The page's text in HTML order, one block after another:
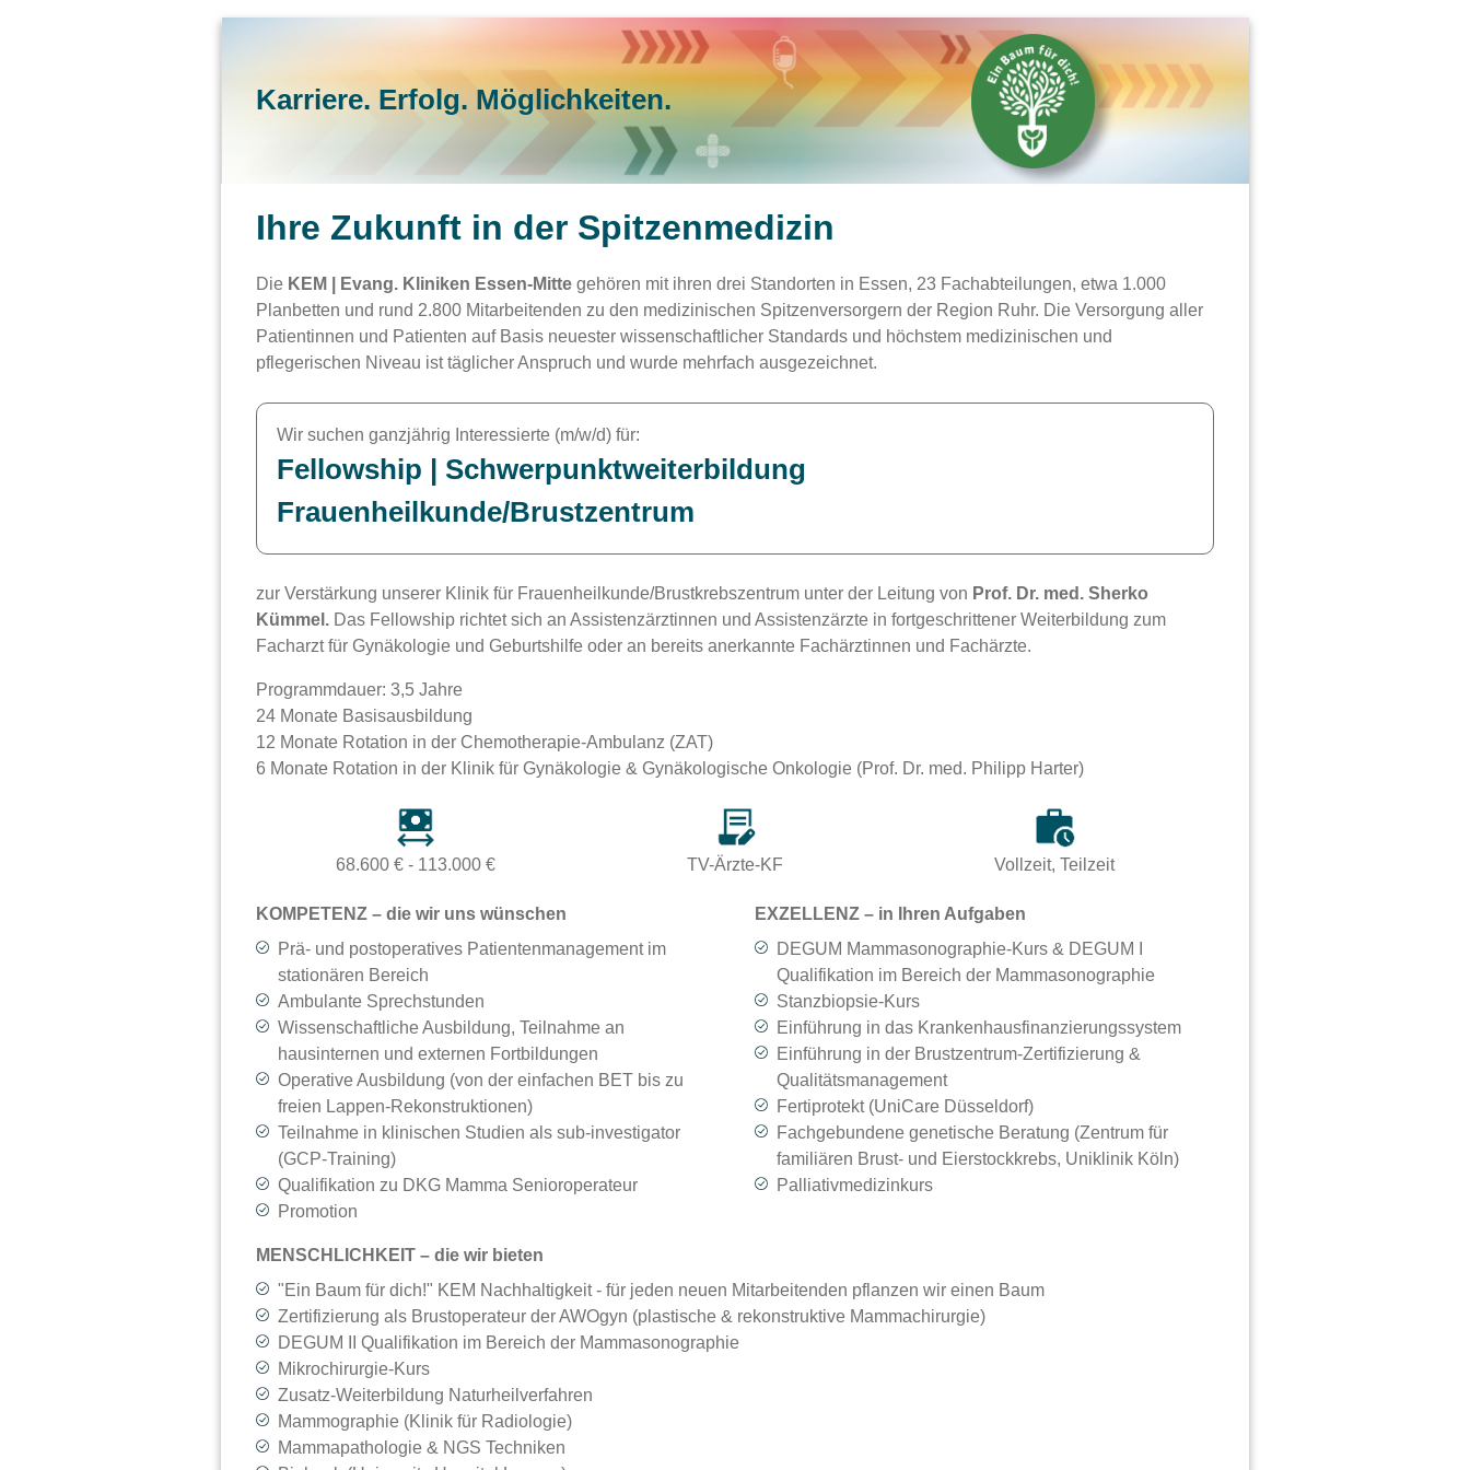
Karriere. Erfolg. Möglichkeiten.
Ihre Zukunft in der Spitzenmedizin
Die KEM | Evang. Kliniken Essen-Mitte gehören mit ihren drei Standorten in Essen, 23 Fachabteilungen, etwa 1.000
Planbetten und rund 2.800 Mitarbeitenden zu den medizinischen Spitzenversorgern der Region Ruhr. Die Versorgung aller
Patientinnen und Patienten auf Basis neuester wissenschaftlicher Standards und höchstem medizinischen und
pflegerischen Niveau ist täglicher Anspruch und wurde mehrfach ausgezeichnet.
Wir suchen ganzjährig Interessierte (m/w/d) für:
Fellowship | Schwerpunktweiterbildung
Frauenheilkunde/Brustzentrum
zur Verstärkung unserer Klinik für Frauenheilkunde/Brustkrebszentrum unter der Leitung von Prof. Dr. med. Sherko
Kümmel. Das Fellowship richtet sich an Assistenzärztinnen und Assistenzärzte in fortgeschrittener Weiterbildung zum
Facharzt für Gynäkologie und Geburtshilfe oder an bereits anerkannte Fachärztinnen und Fachärzte.
Programmdauer: 3,5 Jahre
24 Monate Basisausbildung
12 Monate Rotation in der Chemotherapie-Ambulanz (ZAT)
6 Monate Rotation in der Klinik für Gynäkologie & Gynäkologische Onkologie (Prof. Dr. med. Philipp Harter)
68.600 € - 113.000 € TV-Ärzte-KF Vollzeit, Teilzeit
KOMPETENZ – die wir uns wünschen
Prä- und postoperatives Patientenmanagement im
stationären Bereich
Ambulante Sprechstunden
Wissenschaftliche Ausbildung, Teilnahme an
hausinternen und externen Fortbildungen
Operative Ausbildung (von der einfachen BET bis zu
freien Lappen-Rekonstruktionen)
Teilnahme in klinischen Studien als sub-investigator
(GCP-Training)
Qualifikation zu DKG Mamma Senioroperateur
Promotion
EXZELLENZ – in Ihren Aufgaben
DEGUM Mammasonographie-Kurs & DEGUM I
Qualifikation im Bereich der Mammasonographie
Stanzbiopsie-Kurs
Einführung in das Krankenhausfinanzierungssystem
Einführung in der Brustzentrum-Zertifizierung &
Qualitätsmanagement
Fertiprotekt (UniCare Düsseldorf)
Fachgebundene genetische Beratung (Zentrum für
familiären Brust- und Eierstockkrebs, Uniklinik Köln)
Palliativmedizinkurs
MENSCHLICHKEIT – die wir bieten
"Ein Baum für dich!" KEM Nachhaltigkeit - für jeden neuen Mitarbeitenden pflanzen wir einen Baum
Zertifizierung als Brustoperateur der AWOgyn (plastische & rekonstruktive Mammachirurgie)
DEGUM II Qualifikation im Bereich der Mammasonographie
Mikrochirurgie-Kurs
Zusatz-Weiterbildung Naturheilverfahren
Mammographie (Klinik für Radiologie)
Mammapathologie & NGS Techniken